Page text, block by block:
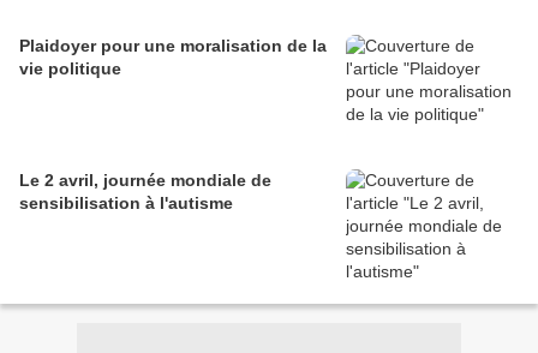
Plaidoyer pour une moralisation de la
vie politique
Le 2 avril, journée mondiale de
sensibilisation à l'autisme